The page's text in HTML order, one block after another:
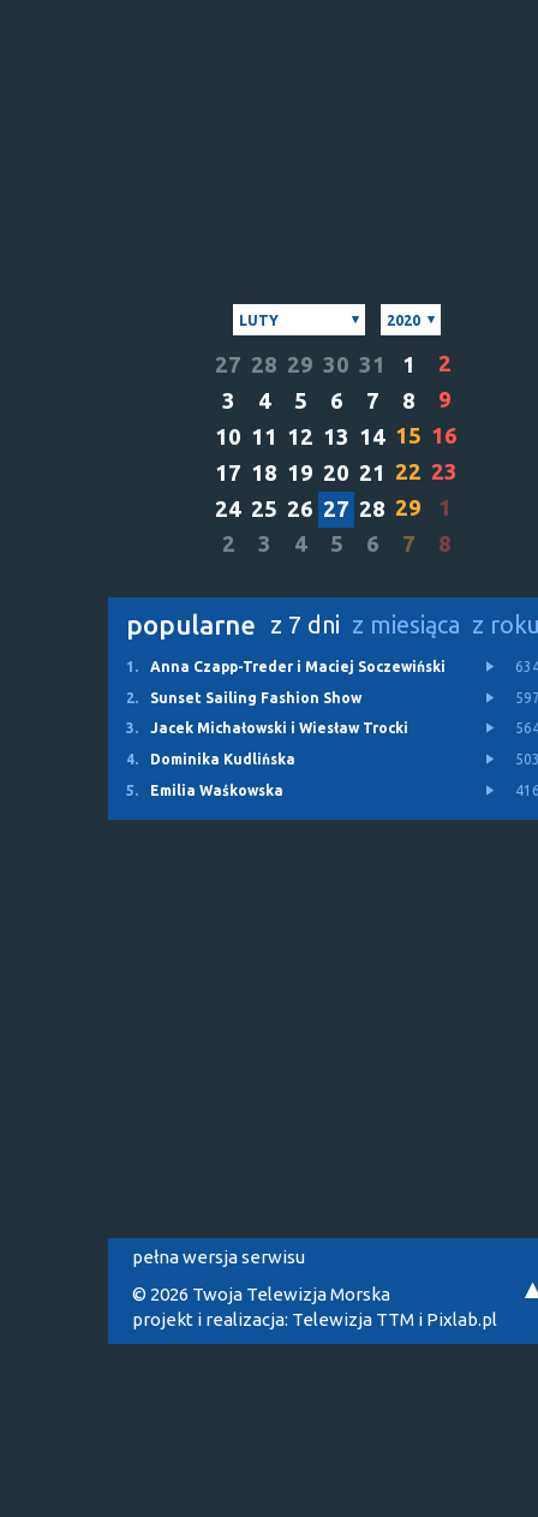
LUTY 2020
27 28 29 30 31 1
2
3
4 5 6 7 8
9
10 11 12 13 14 15 16
17 18 19 20 21 22 23
24 25 26 27 28 29
1
2
3 4 5 6 7 8
popularne z 7 dni z miesiąca z
1. Anna Czapp-Treder i Maciej Soczewiński
2.
Sunset Sailing Fashion Show
3.
Jacek Michałowski i Wiesław Trocki
4.
Dominika Kudlińska
5.
Emilia Waśkowska
pełna wersja serwisu
© 2026 Twoja Telewizja Morska
projekt i realizacja: Telewizja TTM i Pixlab.pl